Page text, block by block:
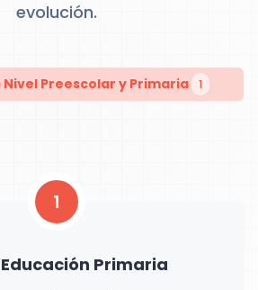
evolución.
Preescolar y Primaria 1
1
Primaria